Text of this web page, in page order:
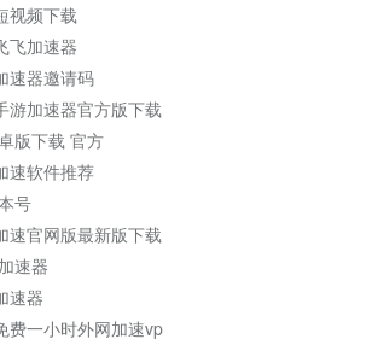
视频下载
飞加速器
速器邀请码
游加速器官方版下载
版下载 官方
速软件推荐
号
速官网版最新版下载
速器
速器
费一小时外网加速vp